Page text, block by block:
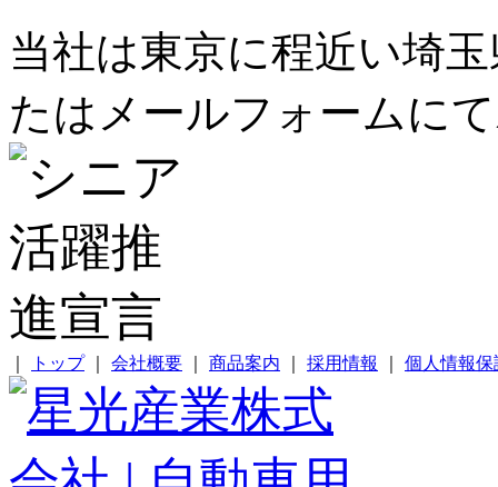
当社は東京に程近い埼
たはメールフォームに
トップ｜ 会社概要 商品案内 採用情報 個人情報